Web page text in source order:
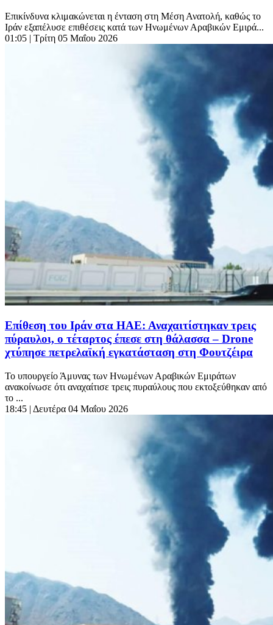
Επικίνδυνα κλιμακώνεται η ένταση στη Μέση Ανατολή, καθώς το
Ιράν εξαπέλυσε επιθέσεις κατά των Ηνωμένων Αραβικών Εμιρά...
01:05 | Τρίτη 05 Μαΐου 2026
Επίθεση του Ιράν στα ΗΑΕ: Αναχαιτίστηκαν τρεις
πύραυλοι, ο τέταρτος έπεσε στη θάλασσα – Drone
χτύπησε πετρελαϊκή εγκατάσταση στη Φουτζέιρα
Το υπουργείο Άμυνας των Ηνωμένων Αραβικών Εμιράτων
ανακοίνωσε ότι αναχαίτισε τρεις πυραύλους που εκτοξεύθηκαν από
το ...
18:45 | Δευτέρα 04 Μαΐου 2026